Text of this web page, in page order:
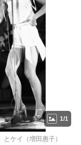
1/1
ケイ（増田惠子）